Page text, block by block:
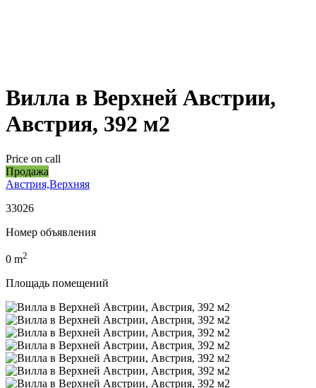
Вилла в Верхней Австрии,
Австрия, 392 м2
Price on call
Продажа
Австрия,Верхняя
33026
Номер объявления
0 m2
Площадь помещений